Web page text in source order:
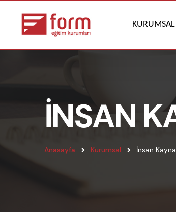
KURUMSAL
İNSAN
Anasayfa Kurumsal İnsan